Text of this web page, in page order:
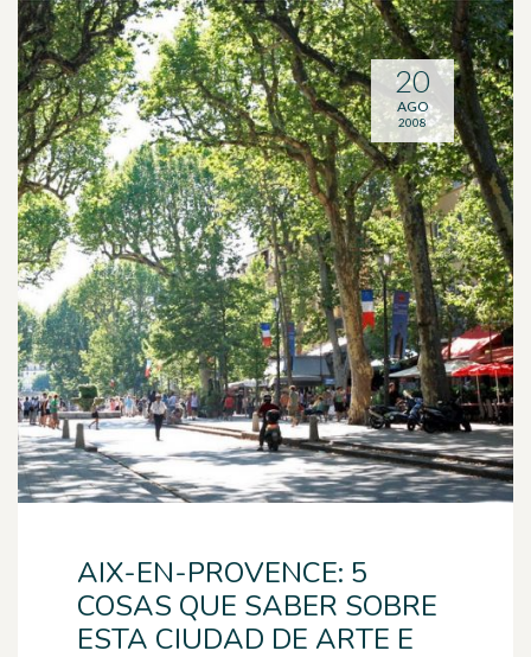
AIX-EN-PROVENCE: 5
COSAS QUE SABER SOBRE
ESTA CIUDAD DE ARTE E
20
AGO
2008